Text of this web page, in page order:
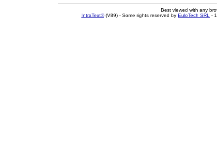
Best viewed with any
IntraText®(V89) - Some rights reserved by EuloTech SRL -